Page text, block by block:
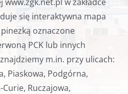
się interaktywna mapa
oznaczone
PCK lub innych
m.in. przy ulicach:
Piaskowa, Podgórna,
Ruczajowa,